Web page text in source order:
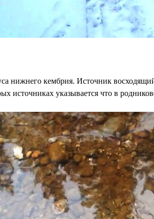
нижнего кембрия. Источник
источниках указывается что в